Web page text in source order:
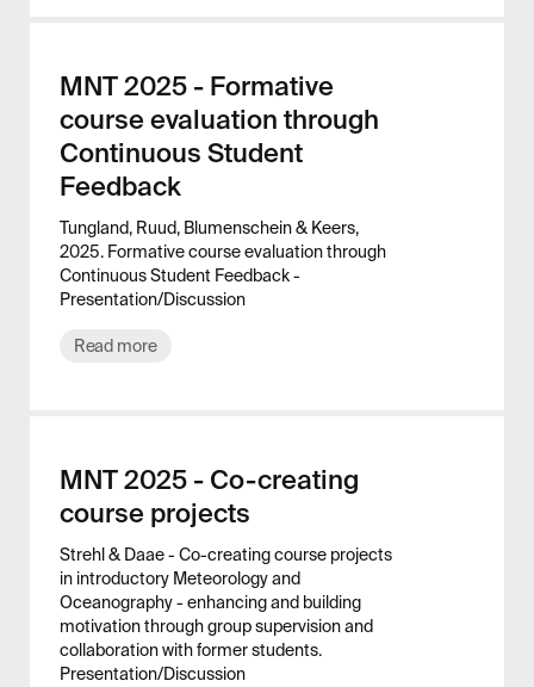
MNT 2025 - Formative
course evaluation through
Continuous Student
Feedback
Tungland, Ruud, Blumenschein & Keers,
2025. Formative course evaluation through
Continuous Student Feedback -
Presentation/Discussion
Read more
MNT 2025 - Co-creating
course projects
Strehl & Daae - Co-creating course projects
in introductory Meteorology and
Oceanography - enhancing and building
motivation through group supervision and
collaboration with former students.
Presentation/Discussion